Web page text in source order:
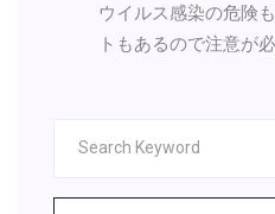
ウイルス感染の危険
トもあるので注意が必